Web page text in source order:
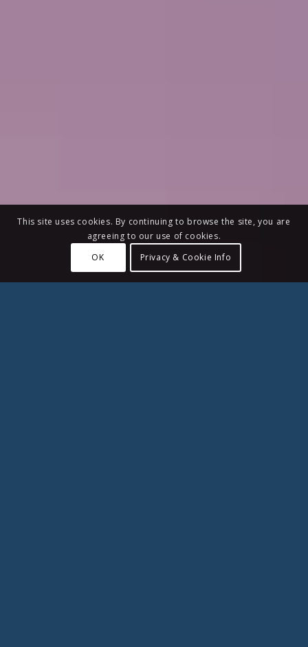
This site uses cookies. By continuing to browse the site, you are
agreeing to our use of cookies.
OK
Privacy & Cookie Info